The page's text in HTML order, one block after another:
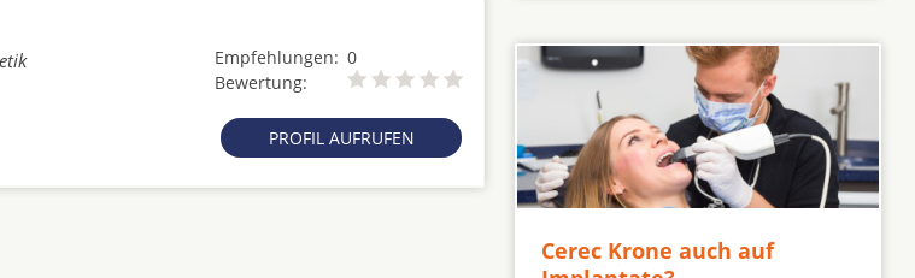
Empfehlungen: 0
Bewertung:
PROFIL AUFRUFEN
Cerec Krone auch auf